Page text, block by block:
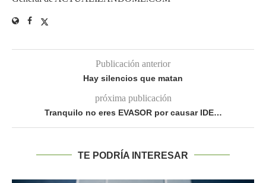
Publicación anterior
Hay silencios que matan
próxima publicación
Tranquilo no eres EVASOR por causar IDE…
TE PODRÍA INTERESAR